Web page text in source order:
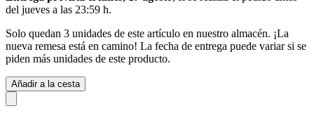
del jueves a las 23:59 h.
Solo quedan 3 unidades de este artículo en nuestro almacén. ¡La
nueva remesa está en camino! La fecha de entrega puede variar si se
piden más unidades de este producto.
Añadir a la cesta